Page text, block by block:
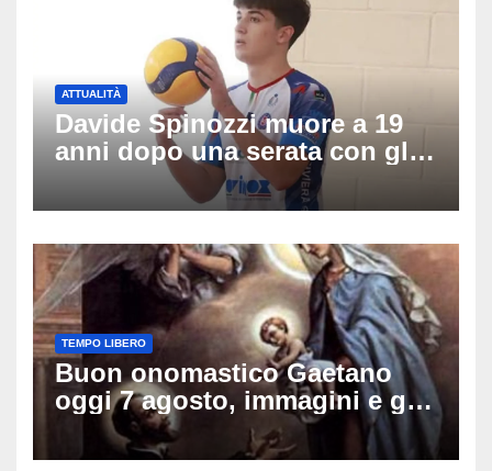
ATTUALITÀ
Davide Spinozzi muore a 19
anni dopo una serata con gli
amici: il mistero dello
schianto senza frenata
TEMPO LIBERO
Buon onomastico Gaetano
oggi 7 agosto, immagini e gif
di auguri da condividere sui
social